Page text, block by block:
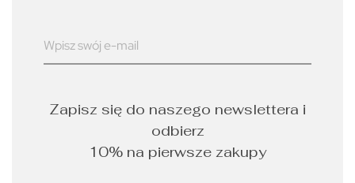
Zapisz się do naszego newslettera i
odbierz
10% na pierwsze zakupy